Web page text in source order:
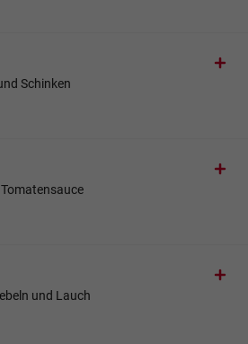
Schinken
und Lauch